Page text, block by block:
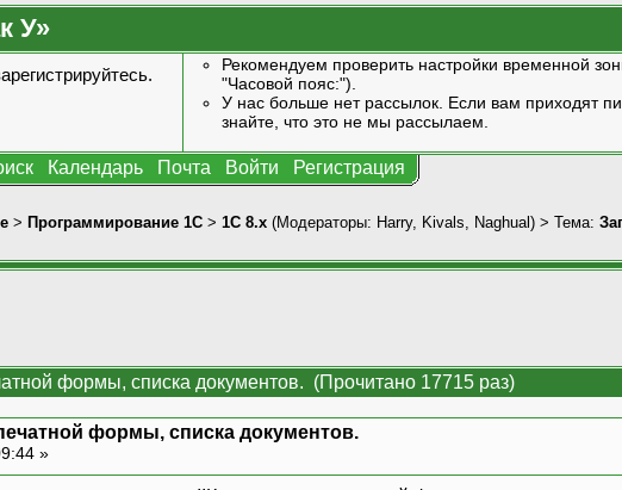
У»
.
Рекомендуем проверить настройки временной
"Часовой пояс:").
У нас больше нет рассылок. Если вам приходят
знайте, что это не мы рассылаем.
Календарь Почта Войти Регистрация
> Программирование 1С > 1С 8.x (Модераторы: Harry, Kivals Naghual) > Тема:
формы, списка документов. (Прочитано 17715 раз)
формы, списка документов.
»